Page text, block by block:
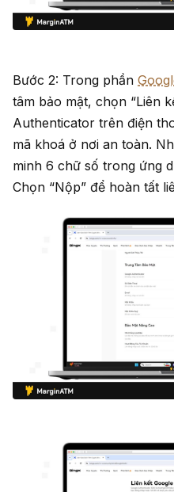
Bước 2: Trong phần
tâm bảo mật, chọn “Liên
Authenticator trên điện
mã khoá ở nơi an toàn.
minh 6 chữ số trong ứng
Chọn “Nộp” để hoàn tất